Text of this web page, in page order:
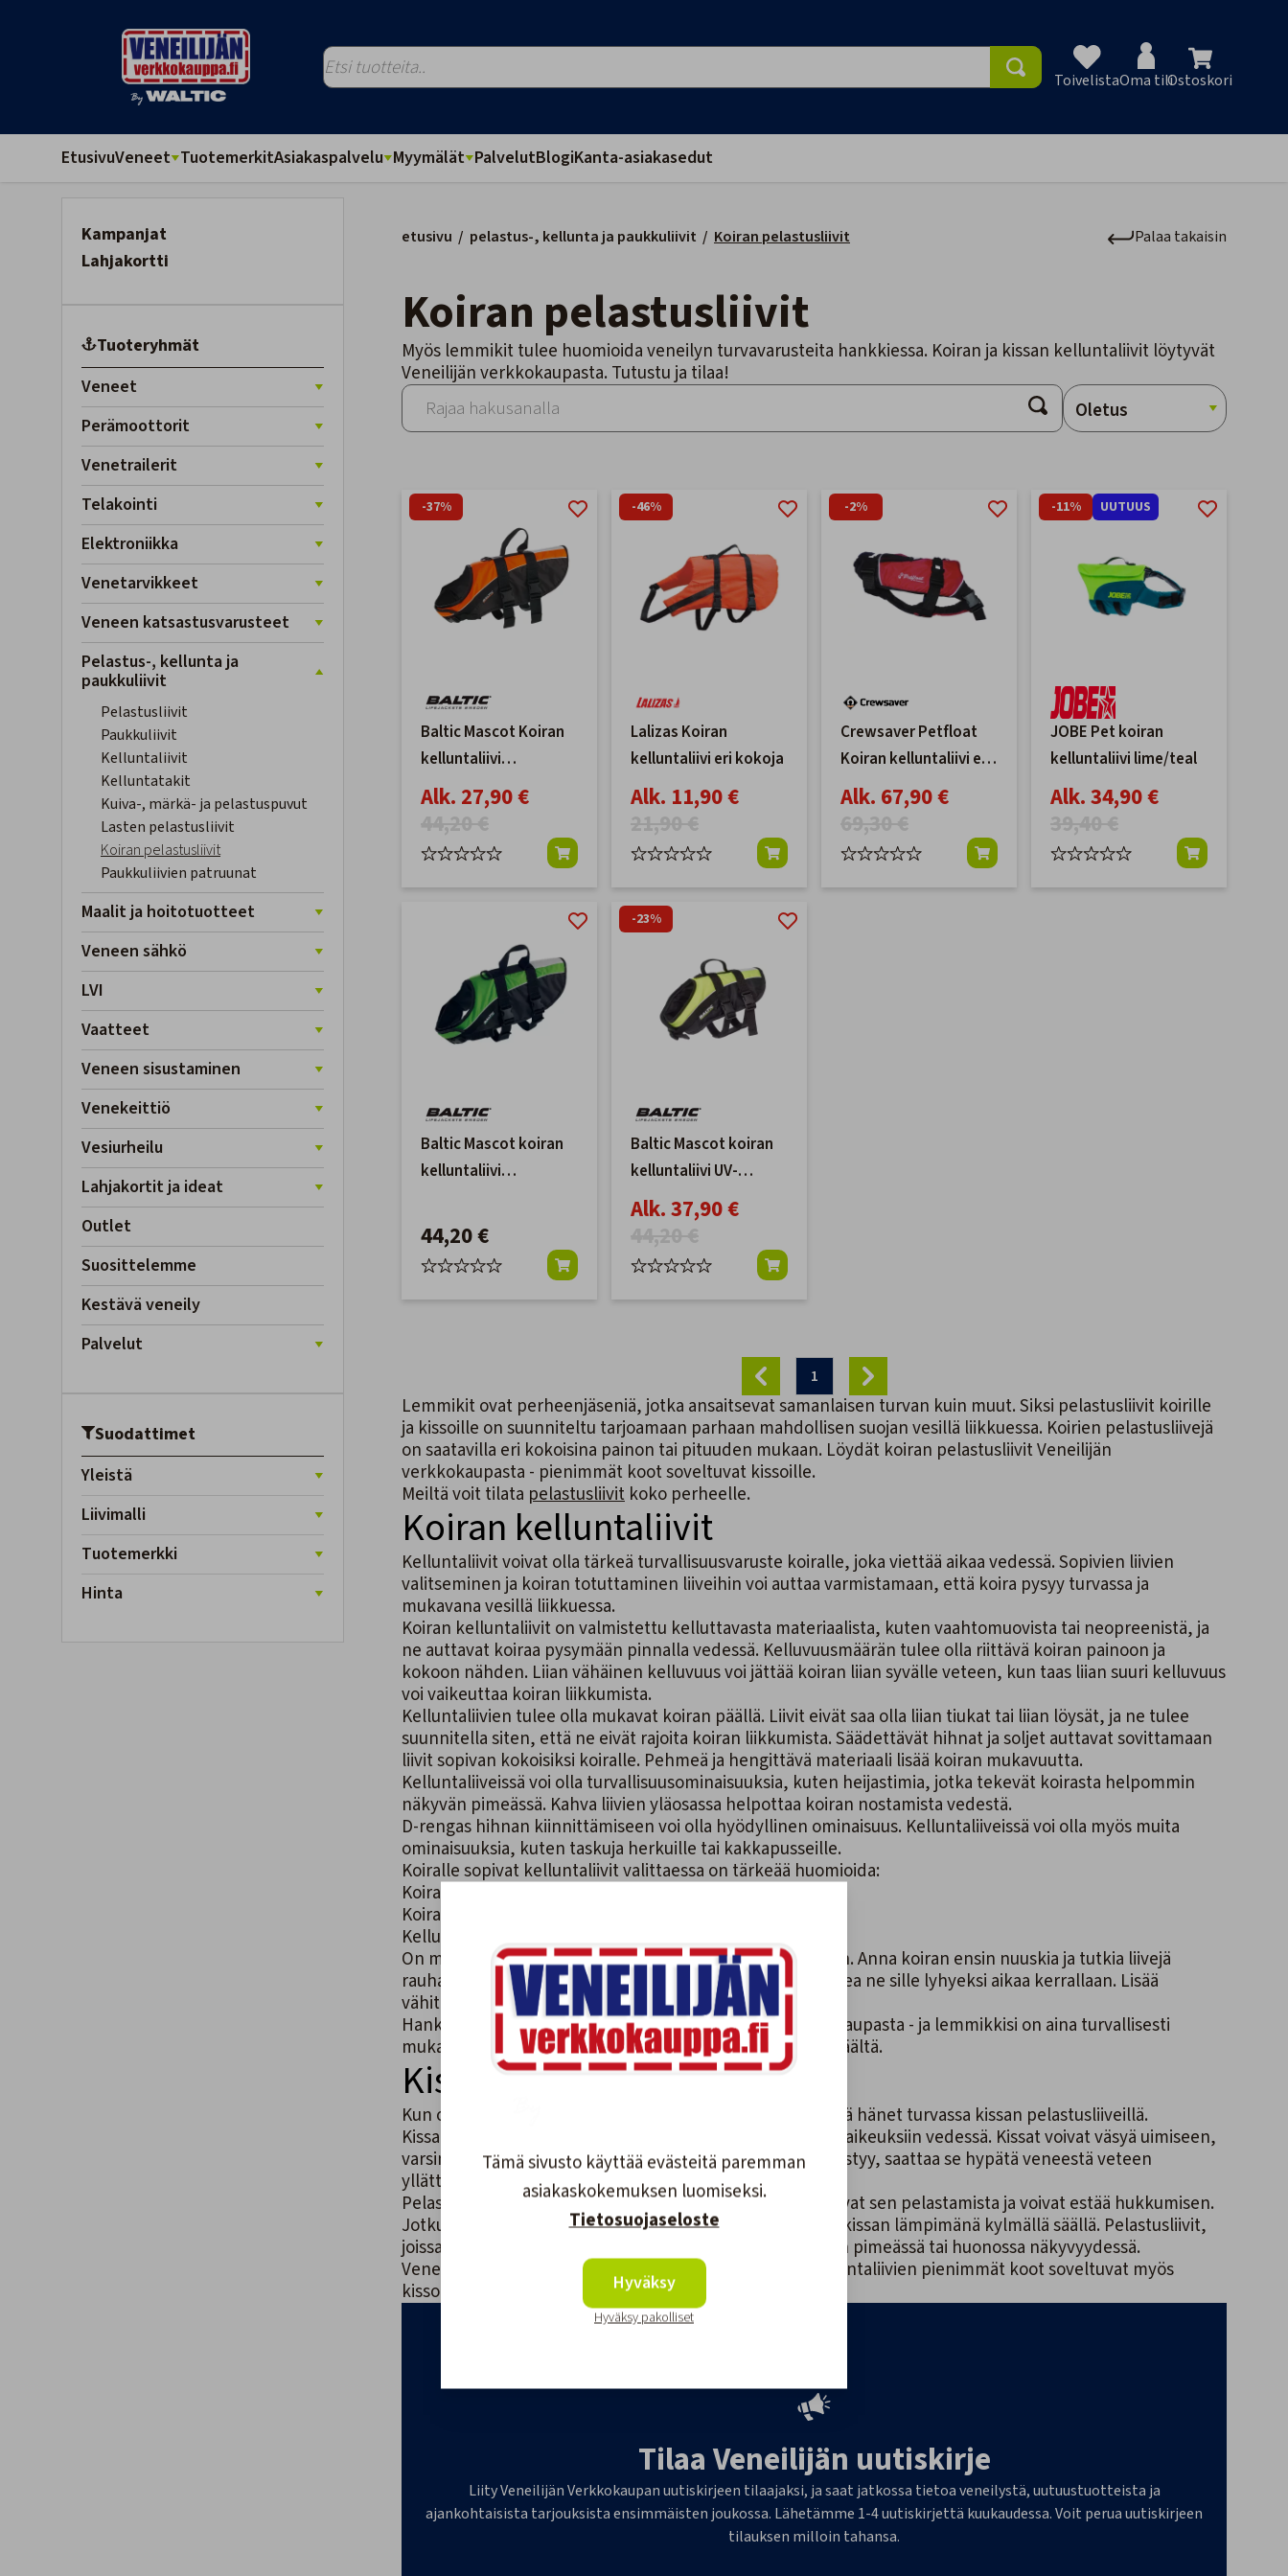
ToivelistaOma tiliOstoskori
EtusivuVeneet TuotemerkitAsiakaspalvelu Myymälät PalvelutBlogiKanta-asiakasedut
Kampanjat
Lahjakortti
Tuoteryhmät
Veneet
Perämoottorit
Venetrailerit
Telakointi
Elektroniikka
Venetarvikkeet
Veneen katsastusvarusteet
Pelastus-, kellunta ja
paukkuliivit
Pelastusliivit
Paukkuliivit
Kelluntaliivit
Kelluntatakit
Kuiva-, märkä- ja pelastuspuvut
Lasten pelastusliivit
Koiran pelastusliivit
Paukkuliivien patruunat
Maalit ja hoitotuotteet
Veneen sähkö
LVI
Vaatteet
Veneen sisustaminen
Venekeittiö
Vesiurheilu
Lahjakortit ja ideat
Outlet
Suosittelemme
Kestävä veneily
Palvelut
Suodattimet
Yleistä
Liivimalli
Tuotemerkki
Hinta
etusivu / pelastus-, kellunta ja paukkuliivit / Koiran pelastusliivit Palaa takaisin
Koiran pelastusliivit
Myös lemmikit tulee huomioida veneilyn turvavarusteita hankkiessa. Koiran ja kissan kelluntaliivit löytyvät
Veneilijän verkkokaupasta. Tutustu ja tilaa!
-37%
Baltic Mascot Koiran
kelluntaliivi
Rozzo/musta
Alk. 27,90 €
-46%
Lalizas Koiran
kelluntaliivi eri kokoja
Alk. 11,90 €
-2%
Crewsaver Petfloat
Koiran kelluntaliivi eri
kokoja
Alk. 67,90 €
-11% UUTUUS
JOBE Pet koiran
kelluntaliivi lime/teal
Alk. 34,90 €
Baltic Mascot koiran
kelluntaliivi
3kg
44,20 €
-23%
Baltic Mascot koiran
kelluntaliivi UV-
keltainen/musta
Alk. 37,90 €
1
Lemmikit ovat perheenjäseniä, jotka ansaitsevat samanlaisen turvan kuin muut. Siksi pelastusliivit koirille
ja kissoille on suunniteltu tarjoamaan parhaan mahdollisen suojan vesillä liikkuessa. Koirien pelastusliivejä
on saatavilla eri kokoisina painon tai pituuden mukaan. Löydät koiran pelastusliivit Veneilijän
verkkokaupasta - pienimmät koot soveltuvat kissoille.
Meiltä voit tilata pelastusliivit koko perheelle.
Koiran kelluntaliivit
Kelluntaliivit voivat olla tärkeä turvallisuusvaruste koiralle, joka viettää aikaa vedessä. Sopivien liivien
valitseminen ja koiran totuttaminen liiveihin voi auttaa varmistamaan, että koira pysyy turvassa ja
mukavana vesillä liikkuessa.
Koiran kelluntaliiviton valmistettu kelluttavasta materiaalista, kuten vaahtomuovista tai neopreenistä, ja
ne auttavat koiraa pysymään pinnalla vedessä. Kelluvuusmäärän tulee olla riittävä koiran painoon ja
kokoon nähden. Liian vähäinen kelluvuus voi jättää koiran liian syvälle veteen, kun taas liian suuri kelluvuus
voi vaikeuttaa koiran liikkumista.
Kelluntaliivien tulee olla mukavat koiran päällä. Liivit eivät saa olla liian tiukat tai liian löysät, ja ne tulee
suunnitella siten, että ne eivät rajoita koiran liikkumista. Säädettävät hihnat ja soljet auttavat sovittamaan
liivit sopivan kokoisiksi koiralle. Pehmeä ja hengittävä materiaali lisää koiran mukavuutta.
Kelluntaliiveissä voi olla turvallisuusominaisuuksia, kuten heijastimia, jotka tekevät koirasta helpommin
näkyvän pimeässä. Kahva liivien yläosassa helpottaa koiran nostamista vedestä.
D-rengas hihnan kiinnittämiseen voi olla hyödyllinen ominaisuus. Kelluntaliiveissä voi olla myös muita
ominaisuuksia, kuten taskuja herkuille tai kakkapusseille.
Koiralle sopivat kelluntaliivit valittaessa on tärkeää huomioida:
Koiran koko ja paino
Koiran uimataito
Kelluntaliivien ominaisuudet ja käyttötarkoitus
On myös tärkeää totuttaa koira kelluntaliiveihin vähitellen. Anna koiran ensin nuuskia ja tutkia liivejä
rauhassa. Kun koira on tottunut liiveihin, voit kokeilla pukea ne sille lyhyeksi aikaa kerrallaan. Lisää
vähitellen aikaa, jonka koira pitää liivejä päällä.
Hanki laadukkaat pelastusliivit koiralle Veneilijän Verkkokaupasta - ja lemmikkisi on aina turvallisesti
mukana vesillä!Ihmisille tarkoitetut kelluntaliivit löydät täältä.
Kissan pelastusliivit
Kun otat nelijalkaisen ystäväsi kissan mukaan vesille – pidä hänet turvassa kissan pelastusliiveillä.
Kissat ovat taitavia uimareita, mutta ne voivat silti joutua vaikeuksiin vedessä. Kissat voivat väsyä uimiseen,
varsinkin jos vesi on kylmää tai aallokkoista. Jos kissa pelästyy, saattaa se hypätä veneestä veteen
yllättäen.
Pelastusliivit auttavat kissaa pysymään pinnalla, helpottavat sen pelastamista ja voivat estää hukkumisen.
Jotkut pelastusliivit ovat eristettyjä, joten ne voivat pitää kissan lämpimänä kylmällä säällä. Pelastusliivit,
joissa on heijastimia, tekevät kissasta helpommin näkyvän pimeässä tai huonossa näkyvyydessä.
Veneilijän Verkkokaupan valikoimassa Baltic Mascot -kelluntaliivien pienimmät koot soveltuvat myös
kissoille - tutustu ja tilaa!
Tilaa Veneilijän uutiskirje
Liity Veneilijän Verkkokaupan uutiskirjeen tilaajaksi, ja saat jatkossa tietoa veneilystä, uutuustuotteista ja
ajankohtaisista tarjouksista ensimmäisten joukossa. Lähetämme 1-4 uutiskirjettä kuukaudessa. Voit perua uutiskirjeen
tilauksen milloin tahansa.
Tämä sivusto käyttää evästeitä paremman
asiakaskokemuksen luomiseksi.
Tietosuojaseloste
Hyväksy
Hyväksy pakolliset